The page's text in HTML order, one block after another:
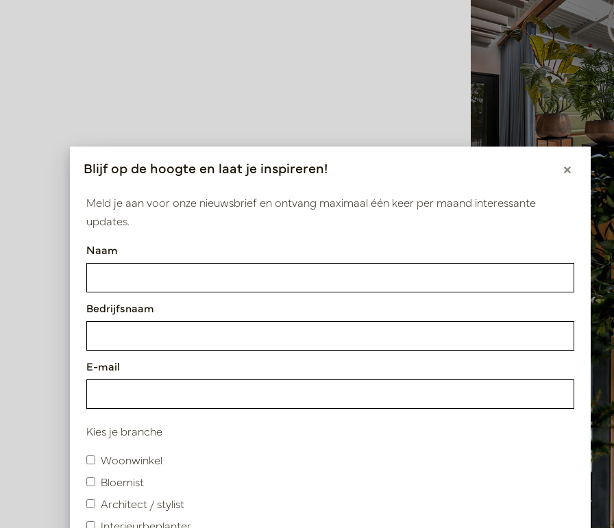
Ben je
Ons team realiseert
werken we samen met
interieurontwerpers en
plan voor de
maatwerk voor te stellen.
Over
Blijf op de hoogte en laat je inspireren! ×
Meld je aan voor onze nieuwsbrief en ontvang maximaal één keer per maand interessante
updates.
Naam
Bedrijfsnaam
E-mail
Kies je branche
Woonwinkel
Bloemist
Architect / stylist
Interieurbeplanter